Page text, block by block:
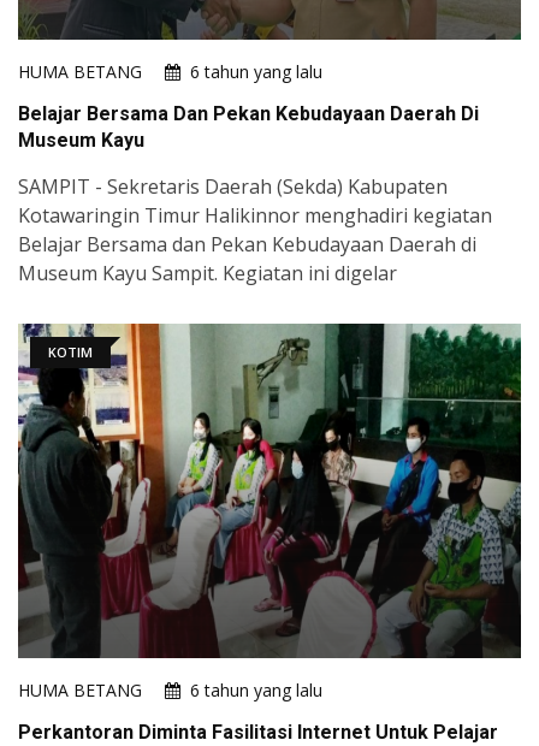
HUMA BETANG
6 tahun yang lalu
Belajar Bersama Dan Pekan Kebudayaan Daerah Di
Museum Kayu
SAMPIT - Sekretaris Daerah (Sekda) Kabupaten
Kotawaringin Timur Halikinnor menghadiri kegiatan
Belajar Bersama dan Pekan Kebudayaan Daerah di
Museum Kayu Sampit. Kegiatan ini digelar
KOTIM
HUMA BETANG
6 tahun yang lalu
Perkantoran Diminta Fasilitasi Internet Untuk Pelajar